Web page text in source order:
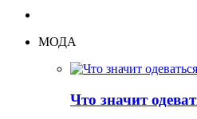
МОДА
Что значит